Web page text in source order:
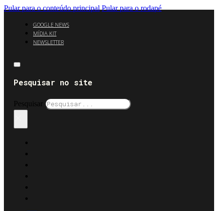
Pular para o conteúdo principal Pular para o rodapé
GOOGLE NEWS
MÍDIA KIT
NEWSLETTER
Pesquisar no site
Pesquisar